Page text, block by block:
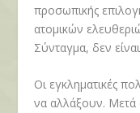
προσωπικής
ατομικών
Σύνταγμα, δεν
Οι εγκληματικές
να αλλάξουν. Μετά